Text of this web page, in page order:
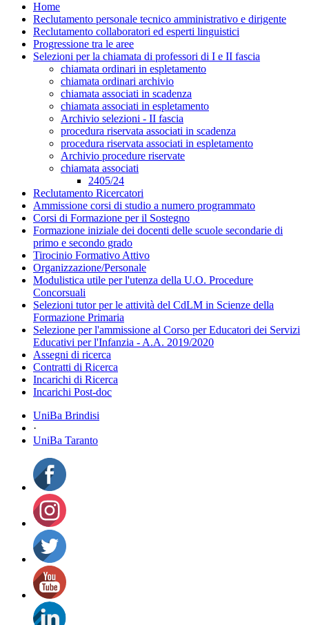
Home
Reclutamento personale tecnico amministrativo e dirigente
Reclutamento collaboratori ed esperti linguistici
Progressione tra le aree
Selezioni per la chiamata di professori di I e II fascia
chiamata ordinari in espletamento
chiamata ordinari archivio
chiamata associati in scadenza
chiamata associati in espletamento
Archivio selezioni - II fascia
procedura riservata associati in scadenza
procedura riservata associati in espletamento
Archivio procedure riservate
chiamata associati
2405/24
Reclutamento Ricercatori
Ammissione corsi di studio a numero programmato
Corsi di Formazione per il Sostegno
Formazione iniziale dei docenti delle scuole secondarie di
primo e secondo grado
Tirocinio Formativo Attivo
Organizzazione/Personale
Modulistica utile per l'utenza della U.O. Procedure
Concorsuali
Selezioni tutor per le attività del CdLM in Scienze della
Formazione Primaria
Selezione per l'ammissione al Corso per Educatori dei Servizi
Educativi per l'Infanzia - A.A. 2019/2020
Assegni di ricerca
Contratti di Ricerca
Incarichi di Ricerca
Incarichi Post-doc
UniBa Brindisi
·
UniBa Taranto